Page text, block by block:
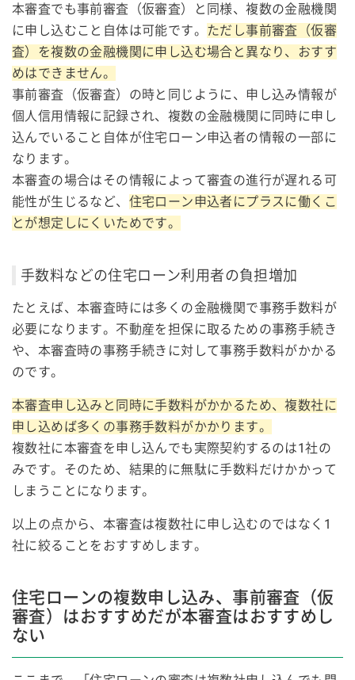
本審査でも事前審査（仮審査）と同様、複数の金融機関
に申し込むこと自体は可能です。 ただし事前審査（仮審
査）を複数の金融機関に申し込む場合と異なり、おすす
めはできません。
事前審査（仮審査）の時と同じように、申し込み情報が
個人信用情報に記録され、複数の金融機関に同時に申し
込んでいること自体が住宅ローン申込者の情報の一部に
なります。
本審査の場合はその情報によって審査の進行が遅れる可
能性が生じるなど、 住宅ローン申込者にプラスに働くこ
とが想定しにくいためです。
手数料などの住宅ローン利用者の負担増加
たとえば、本審査時には多くの金融機関で事務手数料が
必要になります。不動産を担保に取るための事務手続き
や、本審査時の事務手続きに対して事務手数料がかかる
のです。
本審査申し込みと同時に手数料がかかるため、複数社に
申し込めば多くの事務手数料がかかります。
複数社に本審査を申し込んでも実際契約するのは1社の
みです。そのため、結果的に無駄に手数料だけかかって
しまうことになります。
以上の点から、本審査は複数社に申し込むのではなく1
社に絞ることをおすすめします。
住宅ローンの複数申し込み、事前審査（仮
審査）はおすすめだが本審査はおすすめし
ない